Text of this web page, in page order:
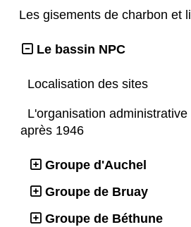
Les gisements de charbon et
Le bassin NPC
Localisation des sites
L'organisation
après 1946
Groupe d'Auchel
Groupe de Bruay
Groupe de Béthune